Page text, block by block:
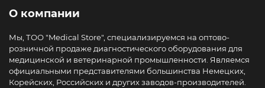
О компании
Мы, ТОО "Medical Store", специализируемся на оптово-
розничной продаже диагностического оборудования для
медицинской и ветеринарной промышленности. Являемся
официальными представителями большинства Немецких,
Корейских, Российских и других заводов-производителей.